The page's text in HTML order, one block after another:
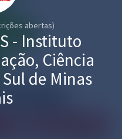
abertas)
- Instituto
Ciência
de Minas